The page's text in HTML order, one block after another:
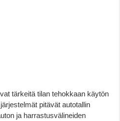
tärkeitä tilan tehokkaan käytön
pitävät autotallin
ja harrastusvälineiden